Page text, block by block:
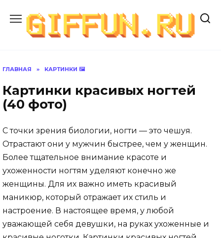
содержанию
ГЛАВНАЯ » КАРТИНКИ 🖼
Картинки красивых ногтей
(40 фото)
С точки зрения биологии, ногти — это чешуя.
Отрастают они у мужчин быстрее, чем у женщин.
Более тщательное внимание красоте и
ухоженности ногтям уделяют конечно же
женщины. Для их важно иметь красивый
маникюр, который отражает их стиль и
настроение. В настоящее время, у любой
уважающей себя девушки, на руках ухоженные и